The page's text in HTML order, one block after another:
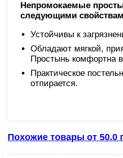
Непромокаемые
следующими
Устойчивы к
Обладают мягкой,
Простынь комфортна
Практическое
отпирается.
Похожие товары от 50.0